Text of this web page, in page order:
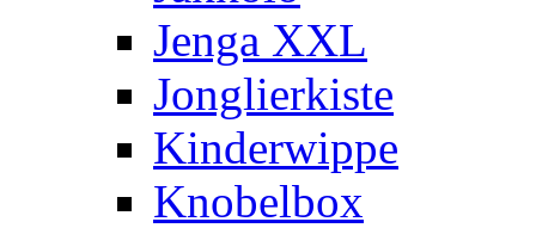
Jenga XXL
Jonglierkiste
Kinderwippe
Knobelbox